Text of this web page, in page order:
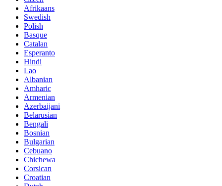
Afrikaans
Swedish
Polish
Basque
Catalan
Esperanto
Hindi
Lao
Albanian
Amharic
Armenian
Azerbaijani
Belarusian
Bengali
Bosnian
Bulgarian
Cebuano
Chichewa
Corsican
Croatian